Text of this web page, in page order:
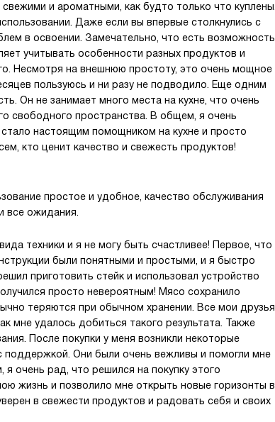
и ароматными, как будто только что куплены.
Даже если вы впервые столкнулись с
в освоении. Замечательно, что есть возможность
учитывать особенности разных продуктов и
Несмотря на внешнюю простоту, это очень мощное
пользуюсь и ни разу не подводило. Еще одним
Он не занимает много места на кухне, что очень
свободного пространства. В общем, я очень
настоящим помощником на кухне и просто
кто ценит качество и свежесть продуктов!
простое и удобное, качество обслуживания
все ожидания.
техники и я не могу быть счастливее! Первое, что
были понятными и простыми, и я быстро
приготовить стейк и использовал устройство
просто невероятным! Мясо сохранило
теряются при обычном хранении. Все мои друзья
мне удалось добиться такого результата. Также
После покупки у меня возникли некоторые
поддержкой. Они были очень вежливы и помогли мне
очень рад, что решился на покупку этого
жизнь и позволило мне открыть новые горизонты в
в свежести продуктов и радовать себя и своих